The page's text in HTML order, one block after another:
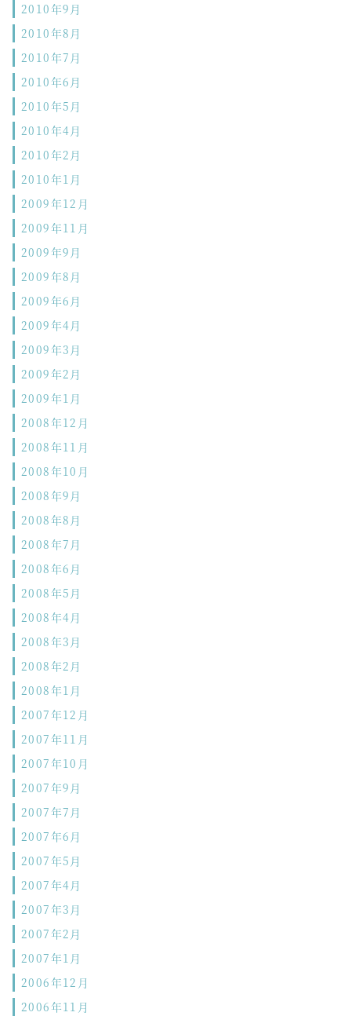
2010年9月
2010年8月
2010年7月
2010年6月
2010年5月
2010年4月
2010年2月
2010年1月
2009年12月
2009年11月
2009年9月
2009年8月
2009年6月
2009年4月
2009年3月
2009年2月
2009年1月
2008年12月
2008年11月
2008年10月
2008年9月
2008年8月
2008年7月
2008年6月
2008年5月
2008年4月
2008年3月
2008年2月
2008年1月
2007年12月
2007年11月
2007年10月
2007年9月
2007年7月
2007年6月
2007年5月
2007年4月
2007年3月
2007年2月
2007年1月
2006年12月
2006年11月